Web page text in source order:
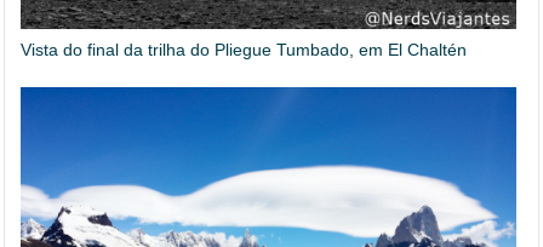
Vista do final da trilha do Pliegue Tumbado, em El Chaltén